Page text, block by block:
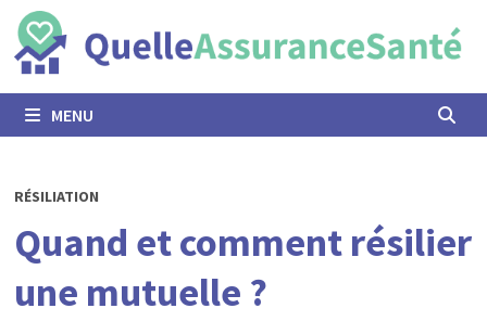
Passer
au
contenu
MENU
RÉSILIATION
Quand et comment résilier
une mutuelle ?